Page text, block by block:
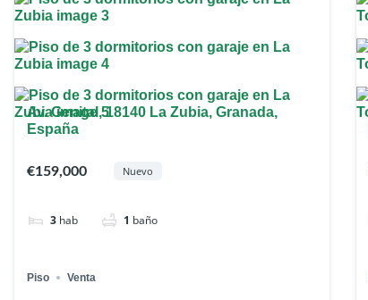
Av. Genital, 18140 La Zubia, Granada,
España
€159,000 Nuevo
3 hab 1 baño
Piso Venta